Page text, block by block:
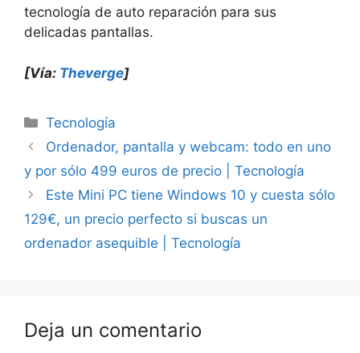
tecnología de auto reparación para sus
delicadas pantallas.
[Vía: Theverge]
Categorías
Tecnología
Ordenador, pantalla y webcam: todo en uno
y por sólo 499 euros de precio | Tecnología
Este Mini PC tiene Windows 10 y cuesta sólo
129€, un precio perfecto si buscas un
ordenador asequible | Tecnología
Deja un comentario